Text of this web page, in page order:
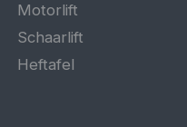
Motorlift
Schaarlift
Heftafel